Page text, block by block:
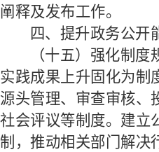
阐释及发布工作。
四、提升政务公开
（十五）强化制度
实践成果上升固化为制
源头管理、审查审核、
社会评议等制度。建立
制，推动相关部门解决